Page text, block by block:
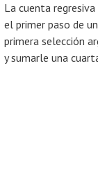
La cuenta
el primer paso de
primera selección
y sumarle una